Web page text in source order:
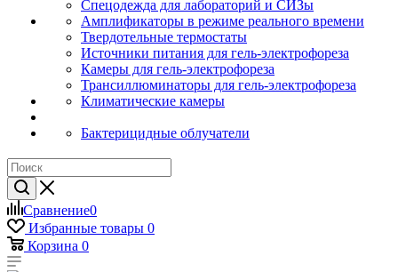
Спецодежда для лабораторий и СИЗы
Амплификаторы в режиме реального времени
Твердотельные термостаты
Источники питания для гель-электрофореза
Камеры для гель-электрофореза
Трансиллюминаторы для гель-электрофореза
Климатические камеры
Бактерицидные облучатели
Сравнение0
Избранные товары 0
Корзина 0